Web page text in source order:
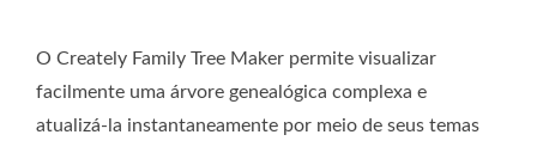
O Creately Family Tree Maker permite visualizar
facilmente uma árvore genealógica complexa e
atualizá-la instantaneamente por meio de seus temas